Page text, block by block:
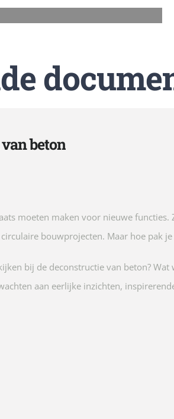
beton
moeten maken voor nieuwe
bouwprojecten. Maar hoe pak je
bij de deconstructie van beton?
aan eerlijke inzichten,